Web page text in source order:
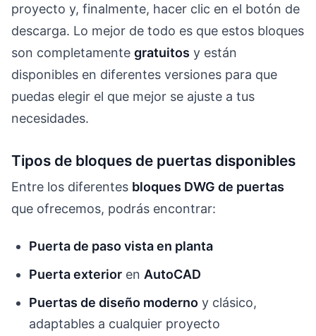
proyecto y, finalmente, hacer clic en el botón de
descarga. Lo mejor de todo es que estos bloques
son completamente gratuitos y están
disponibles en diferentes versiones para que
puedas elegir el que mejor se ajuste a tus
necesidades.
Tipos de bloques de puertas disponibles
Entre los diferentes bloques DWG de puertas
que ofrecemos, podrás encontrar:
Puerta de paso vista en planta
Puerta exterior en AutoCAD
Puertas de diseño moderno y clásico,
adaptables a cualquier proyecto